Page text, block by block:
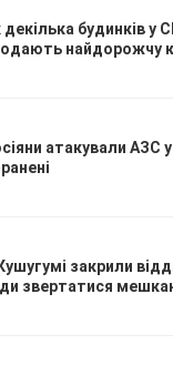
декілька будинків у
найдорожчу
атакували АЗС
закрили
звертатися